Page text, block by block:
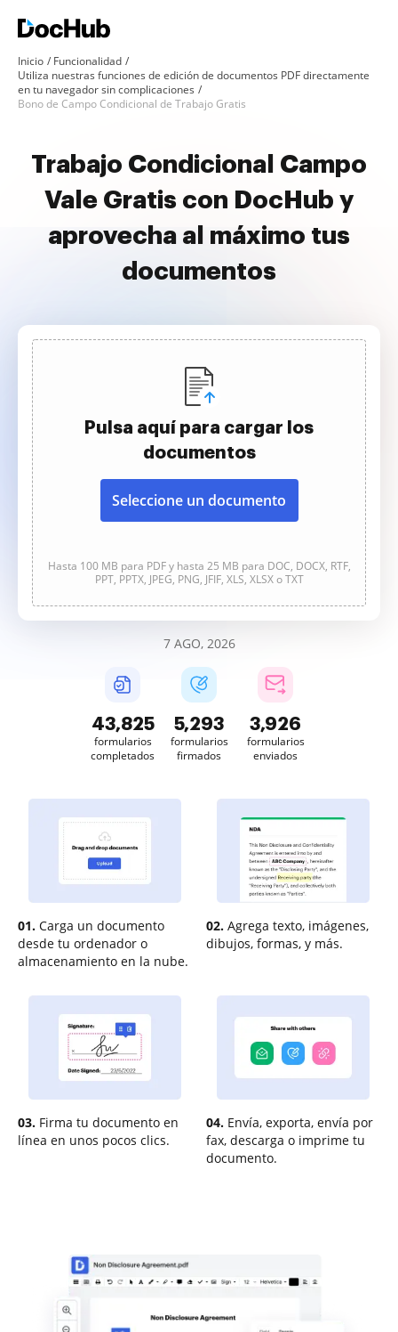
Inicio
Funcionalidad
Utiliza nuestras funciones de edición de documentos PDF directamente
en tu navegador sin complicaciones
Bono de Campo Condicional de Trabajo Gratis
Trabajo Condicional Campo
Vale Gratis con DocHub y
aprovecha al máximo tus
documentos
Pulsa aquí para cargar los
documentos
Seleccione un documento
Hasta 100 MB para PDF y hasta 25 MB para DOC, DOCX, RTF,
PPT, PPTX, JPEG, PNG, JFIF, XLS, XLSX o TXT
7 AGO, 2026
43,826
formularios
completados
5,293
formularios
firmados
3,926
formularios
enviados
01. Carga un documento
desde tu ordenador o
almacenamiento en la nube.
02. Agrega texto, imágenes,
dibujos, formas, y más.
03. Firma tu documento en
línea en unos pocos clics.
04. Envía, exporta, envía por
fax, descarga o imprime tu
documento.